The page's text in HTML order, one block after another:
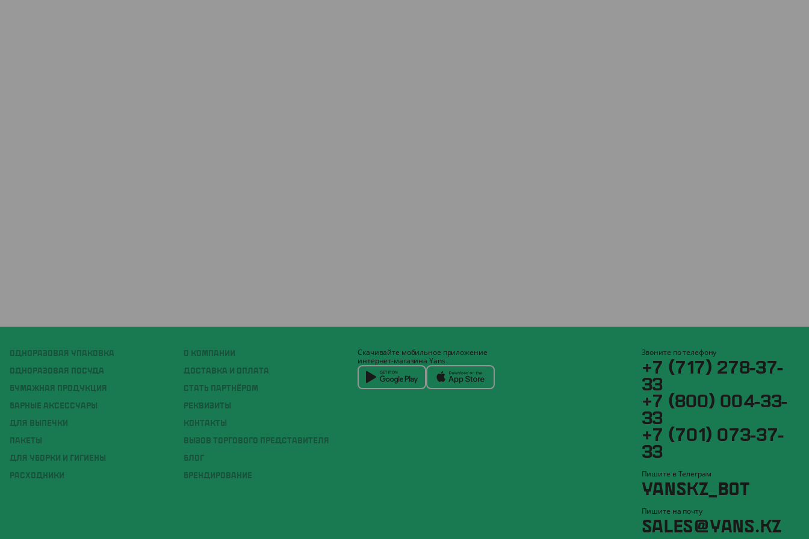
ОДНОРАЗОВАЯ УПАКОВКА
ОДНОРАЗОВАЯ ПОСУДА
БУМАЖНАЯ ПРОДУКЦИЯ
БАРНЫЕ АКСЕССУАРЫ
ДЛЯ ВЫПЕЧКИ
ПАКЕТЫ
ДЛЯ УБОРКИ И ГИГИЕНЫ
РАСХОДНИКИ
О КОМПАНИИ
ДОСТАВКА И ОПЛАТА
СТАТЬ ПАРТНЁРОМ
РЕКВИЗИТЫ
КОНТАКТЫ
ВЫЗОВ ТОРГОВОГО ПРЕДСТАВИТЕЛЯ
БЛОГ
БРЕНДИРОВАНИЕ
Скачивайте мобильное приложение
интернет-магазина Yans
Звоните по телефону
+7 (717) 278-37-
33
+7 (800) 004-33-
33
+7 (701) 073-37-
33
Пишите в Телеграм
YANSKZ_BOT
Пишите на почту
SALES@YANS.KZ